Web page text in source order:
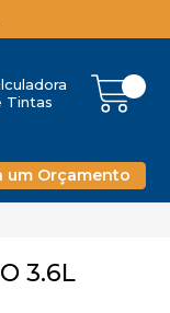
Tintas
um Orçamento
3.6L